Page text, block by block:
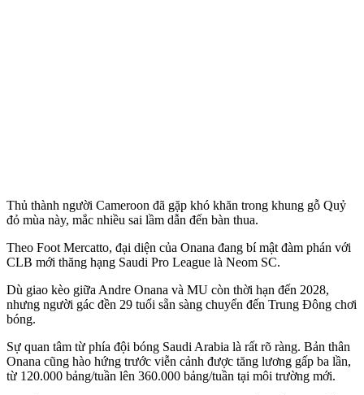
Thủ thành người Cameroon đã gặp khó khăn trong khung gỗ Quỷ
đỏ mùa này, mắc nhiều sai lầm dẫn đến bàn thua.
Theo Foot Mercatto, đại diện của Onana đang bí mật đàm phán với
CLB mới thăng hạng Saudi Pro League là Neom SC.
Dù giao kèo giữa Andre Onana và MU còn thời hạn đến 2028,
nhưng người gác đền 29 tuổi sẵn sàng chuyển đến Trung Đông chơi
bóng.
Sự quan tâm từ phía đội bóng Saudi Arabia là rất rõ ràng. Bản thân
Onana cũng hào hứng trước viễn cảnh được tăng lương gấp ba lần,
từ 120.000 bảng/tuần lên 360.000 bảng/tuần tại môi trường mới.